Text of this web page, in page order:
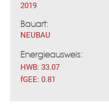
2019
Bauart:
NEUBAU
Energieausweis:
HWB: 33.07
fGEE: 0.81